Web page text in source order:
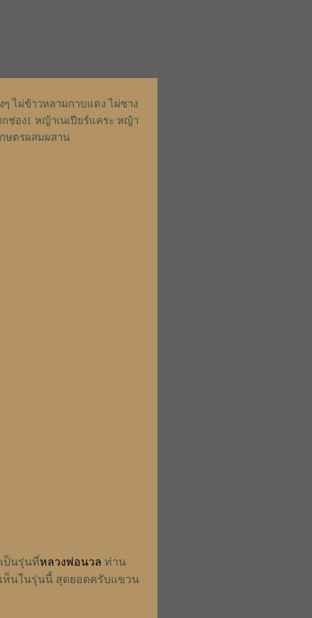
ไผ่ข้าวหลามกาบแดง ไผ่ซาง
ช่อง1 หญ้าเนเปียร์แคระ หญ้า
กษตรผสมผสาน
ป็นรุ่นที่หลวงพ่อนวล ท่าน
ห็นในรุ่นนี้ สุดยอดครับแขวน